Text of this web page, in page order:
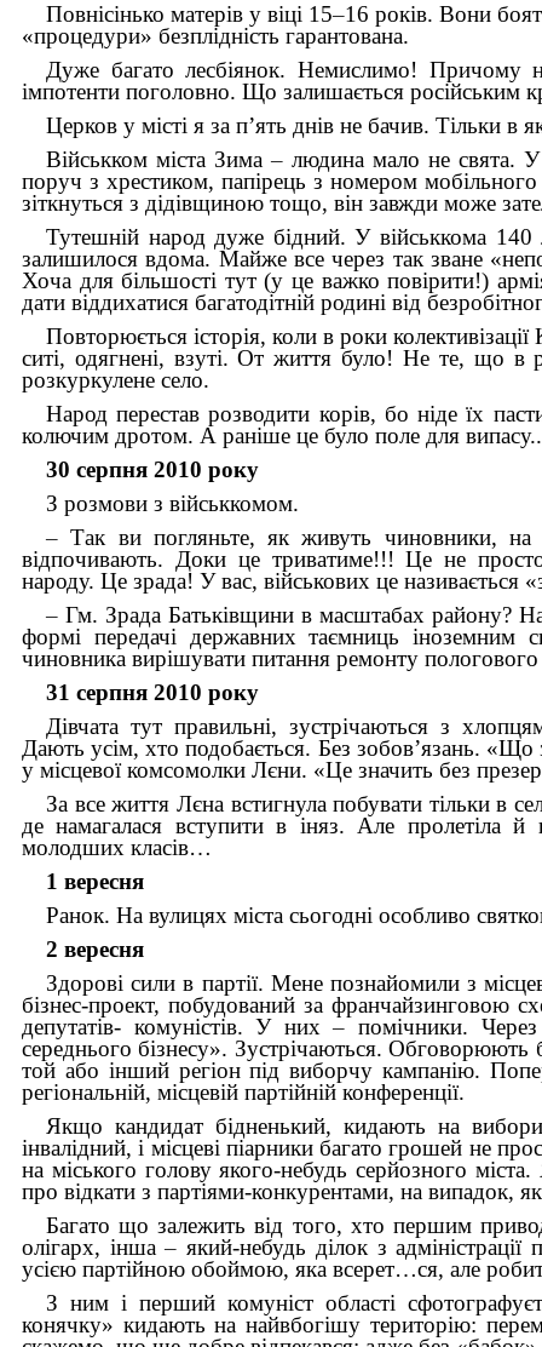
Повнісінько матерів у віці 15–16 років. Вони
«процедури» безплідність гарантована.
Дуже багато лесбіянок. Немислимо! Причому
імпотенти поголовно. Що залишається російським
Церков у місті я за п’ять днів не бачив. Тільки
Військком міста Зима– людина мало не свята.
поруч з хрестиком, папірець з номером
зіткнуться з дідівщиною тощо, він завжди може
Тутешній народ дуже бідний. У військкома
залишилося вдома. Майже все через так зване
Хоча для більшості тут (у це важко повірити!)
дати віддихатися багатодітній родині від
Повторюється історія, коли в роки
ситі, одягнені, взуті. От життя було! Не те, що в
розкуркулене село.
Народ перестав розводити корів, бо ніде їх
колючим дротом. А раніше це було поле для
30 серпня 2010 року
З розмови з військкомом.
–Так ви погляньте, як живуть чиновники,
відпочивають. Доки це триватиме!!! Це не
народу. Це зрада! У вас, військових це називається
– Гм. Зрада Батьківщини в масштабах району?
формі передачі державних таємниць
чиновника вирішувати питання ремонту
31 серпня 2010 року
Дівчата тут правильні, зустрічаються з
Дають усім, хто подобається. Без зобов’язань. «Що
у місцевої комсомолки Лєни. «Це значить без
За все життя Лєна встигнула побувати тільки в
де намагалася вступити в іняз. Але пролетіла
молодших класів…
1 вересня
Ранок. На вулицях міста сьогодні особливо
2 вересня
Здорові сили в партії. Мене познайомили з
бізнес-проект, побудований за
депутатів- комуністів. У них–помічники.
середнього бізнесу». Зустрічаються.
той або інший регіон під виборчу кампанію.
регіональній, місцевій партійній конференції.
Якщо кандидат бідненький, кидають на
інвалідний, і місцеві піарники багато грошей не
на міського голову якого-небудь серйозного
про відкати з партіями-конкурентами, на
Багато що залежить від того, хто першим
олігарх, інша–який-небудь ділок з
усією партійною обоймою, яка всерет…ся, але
З ним і перший комуніст області
конячку» кидають на найвбогішу територію: